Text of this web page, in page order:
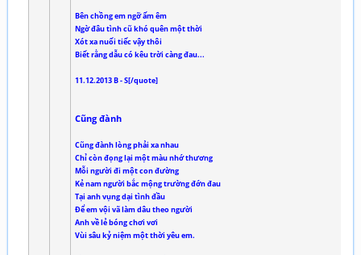
Bên chồng em ngỡ ấm êm
Ngờ đâu tình cũ khó quên một thời
Xót xa nuối tiếc vậy thôi
Biết rằng dẫu có kêu trời càng đau...
11.12.2013 B - S[/quote]
Cũng đành
Cũng đành lòng phải xa nhau
Chỉ còn đọng lại một màu nhớ thương
Mỗi người đi một con đường
Kẻ nam người bắc mộng trường đớn đau
Tại anh vụng dại tình đầu
Để em vội vã làm dâu theo người
Anh về lẻ bóng chơi vơi
Vùi sâu kỷ niệm một thời yêu em.